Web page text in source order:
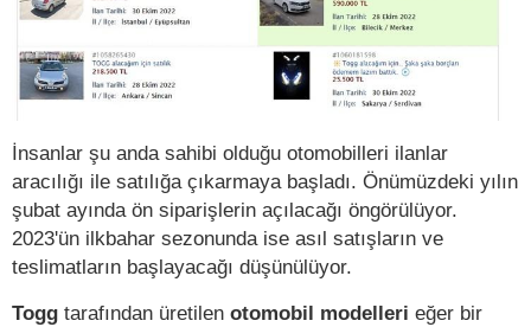
İnsanlar şu anda sahibi olduğu otomobilleri ilanlar
aracılığı ile satılığa çıkarmaya başladı. Önümüzdeki yılın
şubat ayında ön siparişlerin açılacağı öngörülüyor.
2023'ün ilkbahar sezonunda ise asıl satışların ve
teslimatların başlayacağı düşünülüyor.
Togg tarafından üretilen otomobil modelleri eğer bir